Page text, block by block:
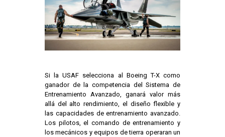
Si la USAF selecciona al Boeing T-X como
ganador de la competencia del Sistema de
Entrenamiento Avanzado, ganará valor más
allá del alto rendimiento, el diseño flexible y
las capacidades de entrenamiento avanzado.
Los pilotos, el comando de entrenamiento y
los mecánicos y equipos de tierra operaran un